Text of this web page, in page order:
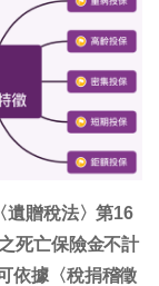
遺贈稅法〉第16
死亡保險金不計
依據〈稅捐稽徵